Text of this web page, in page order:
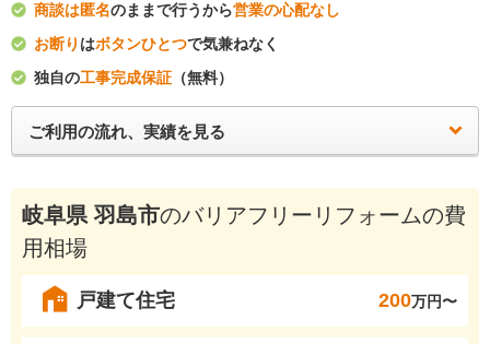
商談は匿名のままで行うから営業の心配なし
お断り はボタンひとつで気兼ねなく
独自の工事完成保証 （無料）
ご利用の流れ、実績を見る
岐阜県 羽島市のバリアフリーリフォームの費
用相場
戸建て住宅 200万円〜